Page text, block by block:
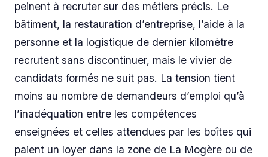
peinent à recruter sur des métiers précis. Le
bâtiment, la restauration d’entreprise, l’aide à la
personne et la logistique de dernier kilomètre
recrutent sans discontinuer, mais le vivier de
candidats formés ne suit pas. La tension tient
moins au nombre de demandeurs d’emploi qu’à
l’inadéquation entre les compétences
enseignées et celles attendues par les boîtes qui
paient un loyer dans la zone de La Mogère ou de